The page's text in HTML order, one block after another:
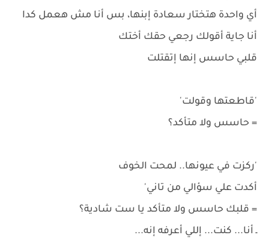
أي واحدة هتختار سعادة إبنها، بس أنا مش هعمل كدا
أنا جاية أقولك رجعي حقك أختك
قلبي حاسس إنها إتقتلت
'قاطعتها وقولت'
= حاسس ولا متأكد؟
'ركزت في عيونها.. لمحت الخوف
أكدت علي سؤالي من تاني'
= قلبك حاسس ولا متأكد يا ست شادية؟
ـ أنا... كنت... إللي أعرفه إنه...